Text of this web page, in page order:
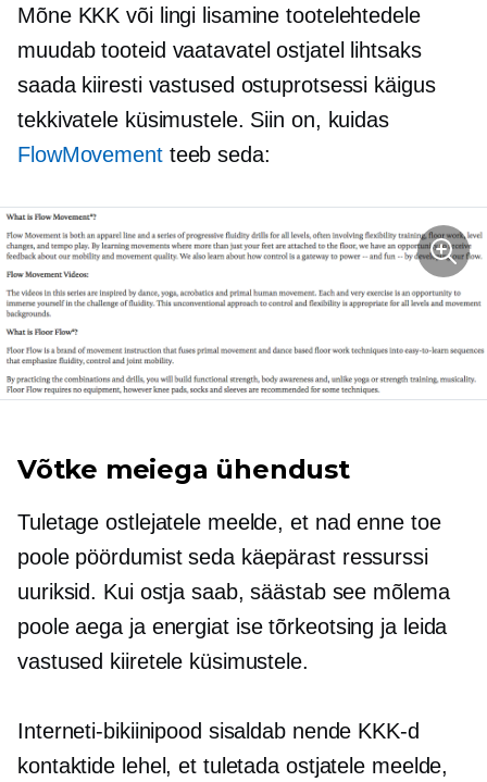
Mõne KKK või lingi lisamine tootelehtedele
muudab tooteid vaatavatel ostjatel lihtsaks
saada kiiresti vastused ostuprotsessi käigus
tekkivatele küsimustele. Siin on, kuidas
FlowMovementteeb seda:
Võtke meiega ühendust
Tuletage ostlejatele meelde, et nad enne toe
poole pöördumist seda käepärast ressurssi
uuriksid. Kui ostja saab, säästab see mõlema
poole aega ja energiat ise tõrkeotsing ja leida
vastused kiiretele küsimustele.
Interneti-bikiinipood sisaldab nende KKK-d
kontaktide lehel, et tuletada ostjatele meelde,